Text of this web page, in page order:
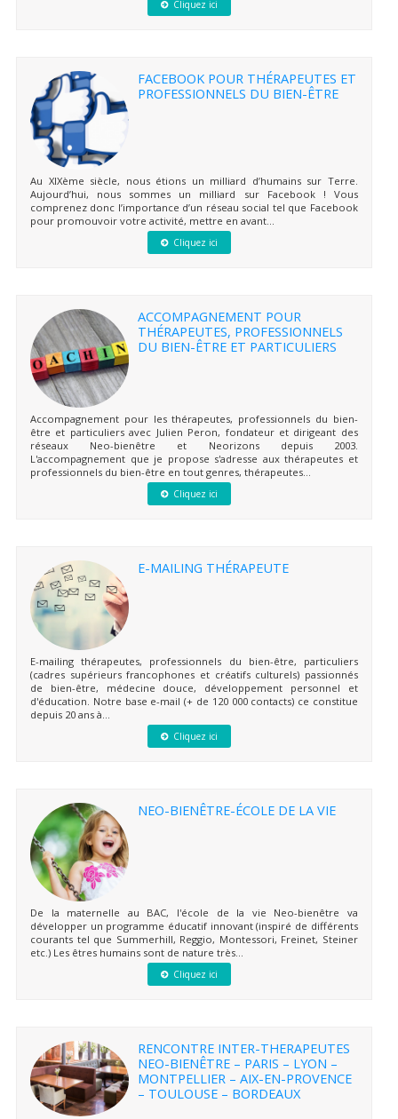
Cliquez ici
FACEBOOK POUR THÉRAPEUTES ET
PROFESSIONNELS DU BIEN-ÊTRE
Au XIXème siècle, nous étions un milliard d’humains sur Terre.
Aujourd’hui, nous sommes un milliard sur Facebook ! Vous
comprenez donc l’importance d’un réseau social tel que Facebook
pour promouvoir votre activité, mettre en avant...
Cliquez ici
ACCOMPAGNEMENT POUR
THÉRAPEUTES, PROFESSIONNELS
DU BIEN-ÊTRE ET PARTICULIERS
Accompagnement pour les thérapeutes, professionnels du bien-
être et particuliers avec Julien Peron, fondateur et dirigeant des
réseaux Neo-bienêtre et Neorizons depuis 2003.
L'accompagnement que je propose s'adresse aux thérapeutes et
professionnels du bien-être en tout genres, thérapeutes...
Cliquez ici
E-MAILING THÉRAPEUTE
E-mailing thérapeutes, professionnels du bien-être, particuliers
(cadres supérieurs francophones et créatifs culturels) passionnés
de bien-être, médecine douce, développement personnel et
d'éducation. Notre base e-mail (+ de 120 000 contacts) ce constitue
depuis 20 ans à...
Cliquez ici
NEO-BIENÊTRE-ÉCOLE DE LA VIE
De la maternelle au BAC, l'école de la vie Neo-bienêtre va
développer un programme éducatif innovant (inspiré de différents
courants tel que Summerhill, Reggio, Montessori, Freinet, Steiner
etc.) Les êtres humains sont de nature très...
Cliquez ici
RENCONTRE INTER-THERAPEUTES
NEO-BIENÊTRE – PARIS – LYON –
MONTPELLIER – AIX-EN-PROVENCE
– TOULOUSE – BORDEAUX